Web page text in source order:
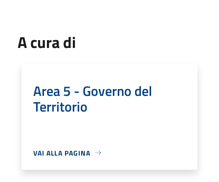
A cura di
Area 5 - Governo del
Territorio
VAI ALLA PAGINA